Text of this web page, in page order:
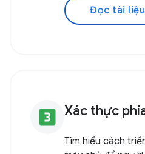
Đọc tài liệu
looks_3 Xác thực
Tìm hiểu cách